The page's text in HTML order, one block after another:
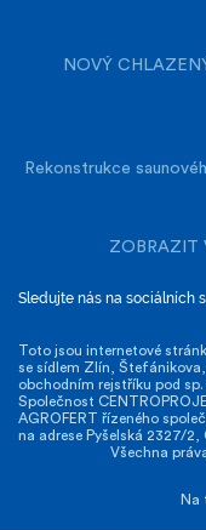
NOVÝ
Rekonstrukce
ZOBRAZIT
Sledujte nás na sociálních
Toto jsou internetové
se sídlem Zlín,
obchodním rejstříku pod
Společnost
AGROFERT řízeného
na adrese Pyšelská 2327/
Všechna
Na